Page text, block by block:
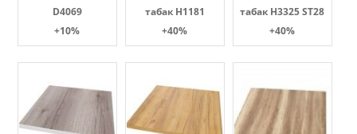
D4069
+10%
табак Н1181
+40%
табак H3325 ST28
+40%